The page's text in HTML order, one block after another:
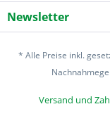
Newsletter
* Alle Preise inkl.
Versand und